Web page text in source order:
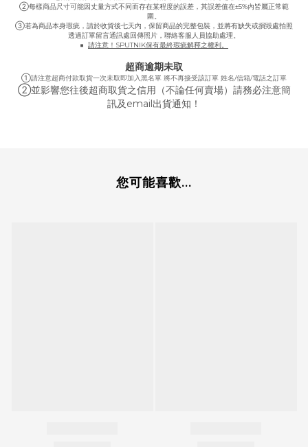
②每樣商品尺寸可能因丈量方式不同而存在某程度的誤差， 其誤差值在±5%內皆屬正常範
圍。
③若為商品本身瑕疵，請於收貨後七天內，保留商品的完整包裝， 並將有缺失或損毀處拍照
透過訂單留言通訊處回傳照片，聯絡客服人員協助處理。
■ 請注意！SPUTNIK保有最終瑕疵解釋之權利。
超商逾期未取
①請注意超商付款取貨一次未取即加入黑名單 將不再接受該訂單 姓名/信箱/電話之訂單
②並影響您往後超商取貨之信用（不論任何賣場）請務必注意簡
訊及email出貨通知！
您可能喜歡...